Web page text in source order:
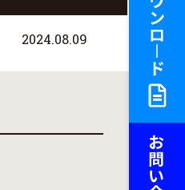
2024.08.09